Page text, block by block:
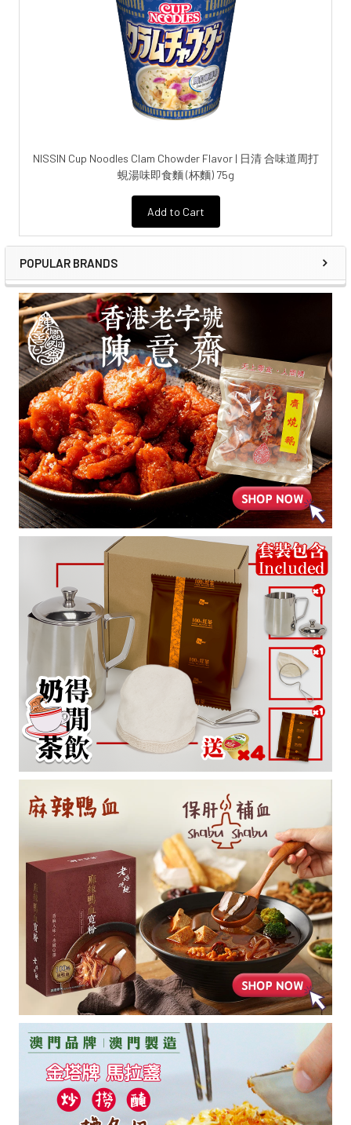
NISSIN Cup Noodles Clam Chowder Flavor | 日清 合味道周打
蜆湯味即食麵 (杯麵) 75g
Add to Cart
POPULAR BRANDS